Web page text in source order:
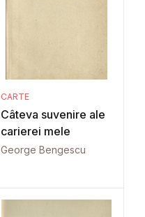
CARTE
Câteva suvenire ale
carierei mele
George Bengescu